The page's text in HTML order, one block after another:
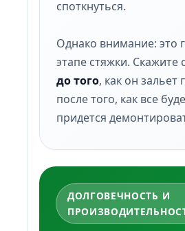
споткнуться.
Однако внимание: это
этапе стяжки. Скажите
до того, как он зальет
после того, как все
придется
ДОЛГОВЕЧНОСТЬ И